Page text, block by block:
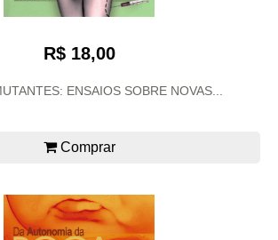
R$ 18,00
ENSAIOS SOBRE NOVAS...
Comprar